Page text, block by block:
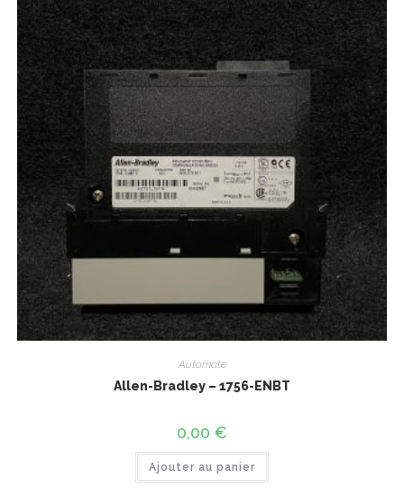
Automate
Allen-Bradley – 1756-ENBT
0,00 €
Ajouter au panier